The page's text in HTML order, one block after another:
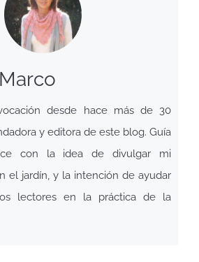
desde hace más de 30
y editora de este blog. Guía
con la idea de divulgar mi
el jardín, y la intención de ayudar
lectores en la práctica de la